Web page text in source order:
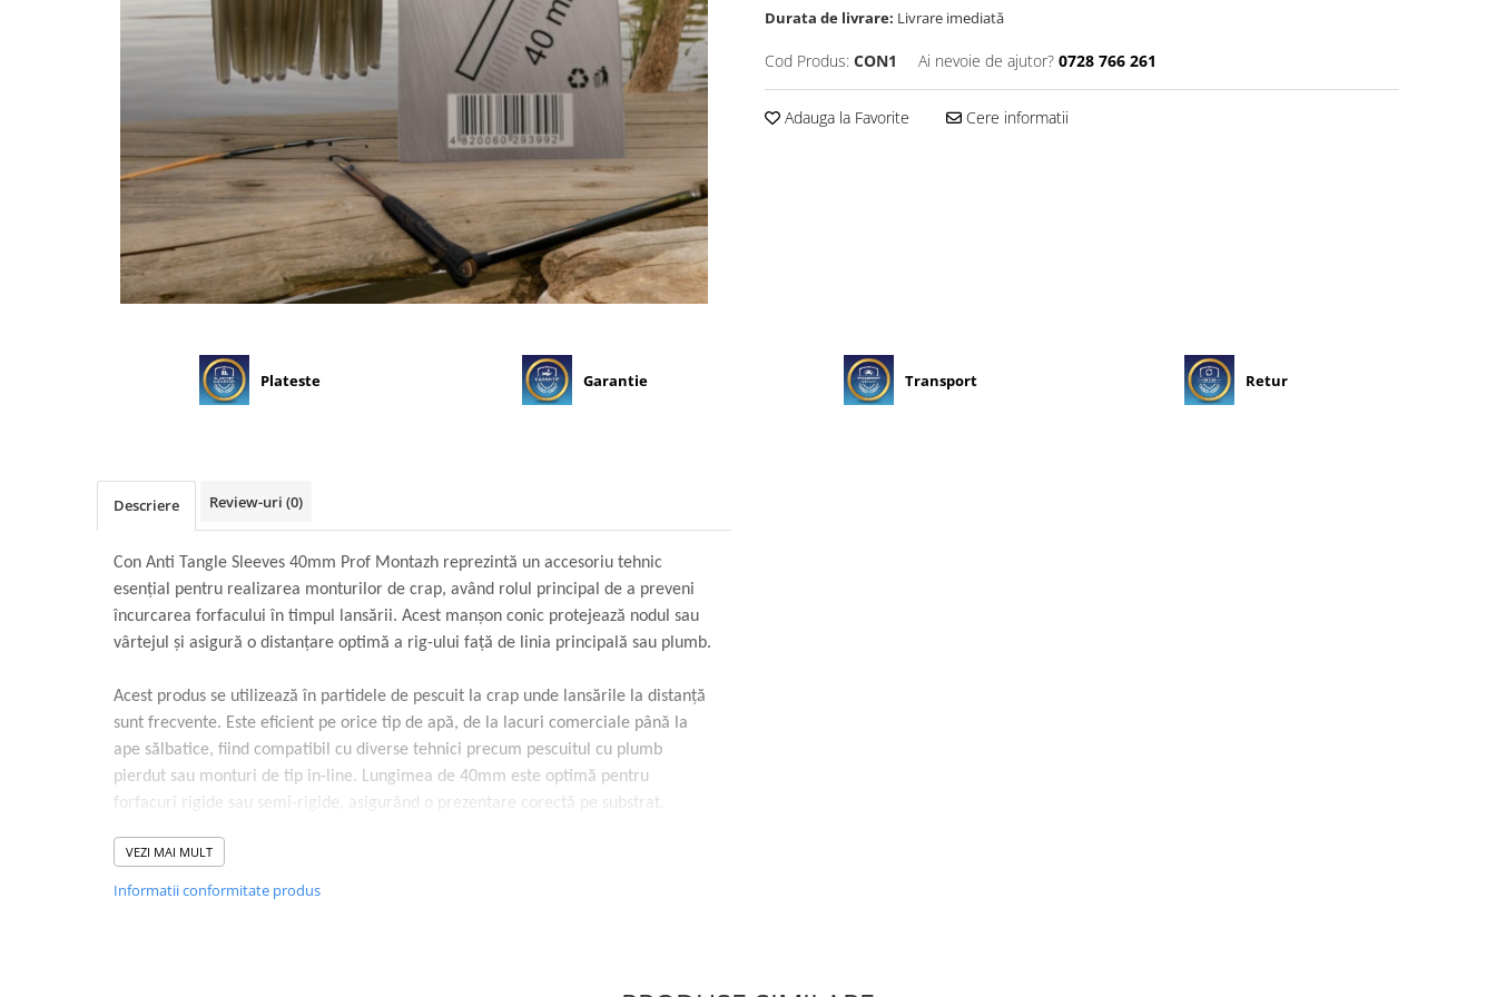
Durata de livrare: Livrare imediată
Cod Produs: CON1 Ai nevoie de ajutor? 0728 766 261
Adauga la Favorite Cere informatii
Plateste Garantie Transport Retur
Descriere Review-uri (0)
Con Anti Tangle Sleeves 40mm Prof Montazh reprezintă un accesoriu tehnic
esențial pentru realizarea monturilor de crap, având rolul principal de a preveni
încurcarea forfacului în timpul lansării. Acest manșon conic protejează nodul sau
vârtejul și asigură o distanțare optimă a rig-ului față de linia principală sau plumb.
Acest produs se utilizează în partidele de pescuit la crap unde lansările la distanță
sunt frecvente. Este eficient pe orice tip de apă, de la lacuri comerciale până la
ape sălbatice, fiind compatibil cu diverse tehnici precum pescuitul cu plumb
pierdut sau monturi de tip in-line. Lungimea de 40mm este optimă pentru
forfacuri rigide sau semi-rigide, asigurând o prezentare corectă pe substrat.
Caracteristici de utilizare:
Previne încurcarea firului textil sau a monofilamentului în jurul plumbului.
VEZI MAI MULT
Informatii conformitate produs